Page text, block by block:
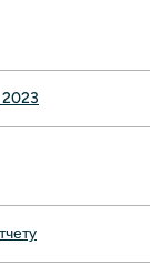
2023